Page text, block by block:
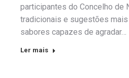
participantes do Concelho de
tradicionais e sugestões
sabores capazes de agradar…
Ler mais